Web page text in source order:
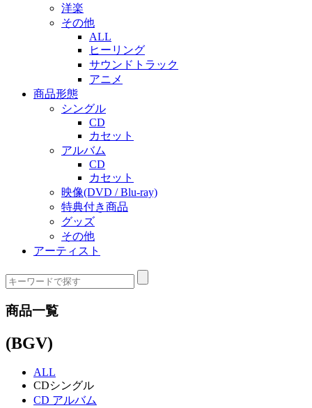
洋楽
その他
ALL
ヒーリング
サウンドトラック
アニメ
商品形態
シングル
CD
カセット
アルバム
CD
カセット
映像(DVD / Blu-ray)
特典付き商品
グッズ
その他
アーティスト
商品一覧
(BGV)
ALL
CDシングル
CD アルバム